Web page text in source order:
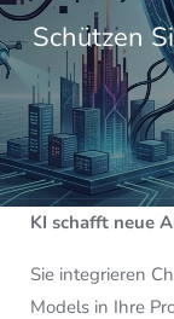
Schützen
Image
KI schafft neue
Sie integrieren
Models in Ihre